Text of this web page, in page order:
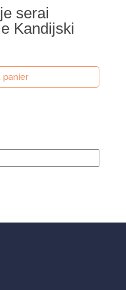
serai
Kandijski
panier